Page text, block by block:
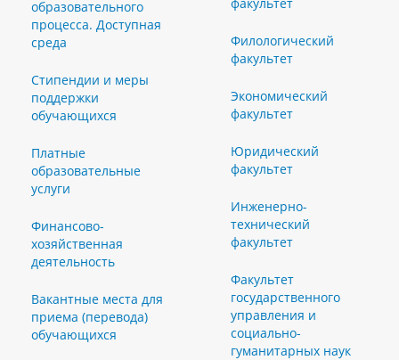
образовательного
процесса. Доступная
среда
Стипендии и меры
поддержки
обучающихся
Платные
образовательные
услуги
Финансово-
хозяйственная
деятельность
Вакантные места для
приема (перевода)
обучающихся
Филологический
факультет
Экономический
факультет
Юридический
факультет
Инженерно-
технический
факультет
Факультет
государственного
управления и
социально-
гуманитарных наук